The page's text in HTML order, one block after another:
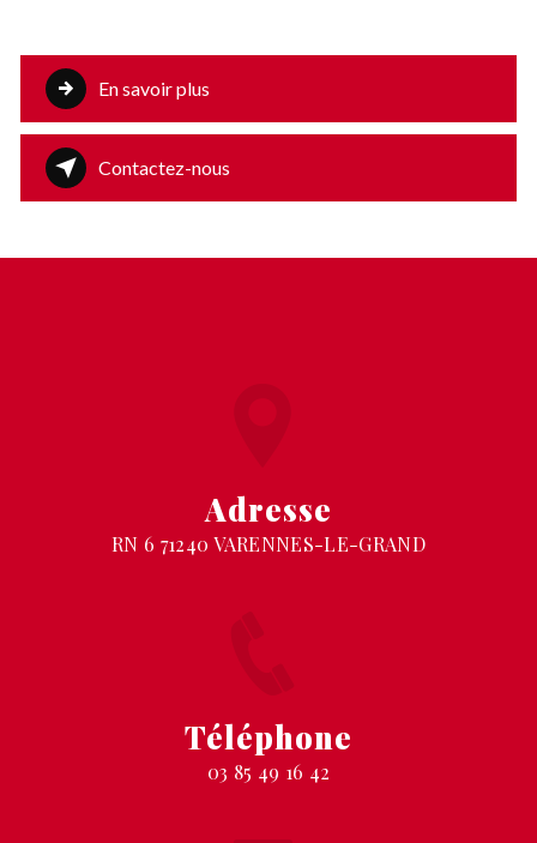
En savoir plus
Contactez-nous
Adresse
RN 6 71240 VARENNES-LE-GRAND
Téléphone
03 85 49 16 42